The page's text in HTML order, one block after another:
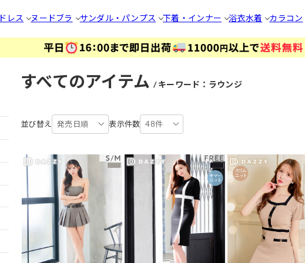
ドレス ヌードブラ サンダル・パンプス 下着・インナー 浴衣水着 カラコン
すべてのアイテム キーワード：ラウンジ
並び替え 発売日順 表示件数 48件